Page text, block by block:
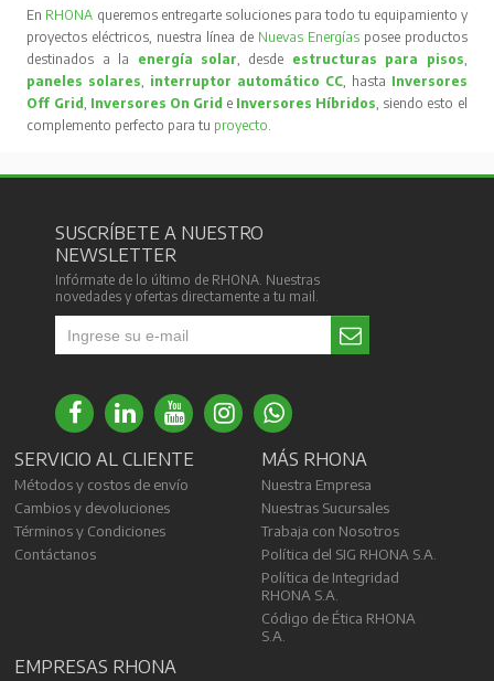
En RHONA queremos entregarte soluciones para todo tu equipamiento y
proyectos eléctricos, nuestra línea de Nuevas Energíasposee productos
destinados a la energía solar , desde estructuras para pisos
paneles solares
interruptor automático CC, hasta Inversores
Off Grid Inversores On Grid e Inversores Híbridos , siendo esto el
complemento perfecto para tu proyecto
SUSCRÍBETE A NUESTRO
NEWSLETTER
Infórmate de lo último de RHONA. Nuestras
novedades y ofertas directamente a tu mail.
SERVICIO AL CLIENTE
Métodos y costos de envío
Cambios y devoluciones
Términos y Condiciones
Contáctanos
MÁS RHONA
Nuestra Empresa
Nuestras Sucursales
Trabaja con Nosotros
Política del SIG RHONA S.A.
Política de Integridad
RHONA S.A.
Código de Ética RHONA
S.A.
EMPRESAS RHONA